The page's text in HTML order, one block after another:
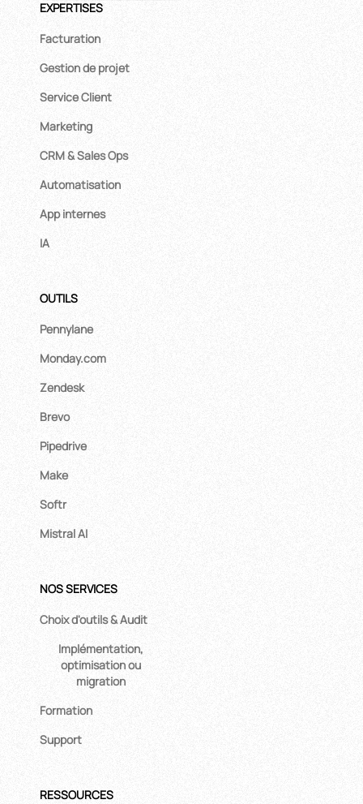
EXPERTISES
Facturation
Gestion de projet
Service Client
Marketing
CRM & Sales Ops
Automatisation
App internes
IA
OUTILS
Pennylane
Monday.com
Zendesk
Brevo
Pipedrive
Make
Softr
Mistral AI
NOS SERVICES
Choix d'outils & Audit
Implémentation,
optimisation ou
migration
Formation
Support
RESSOURCES